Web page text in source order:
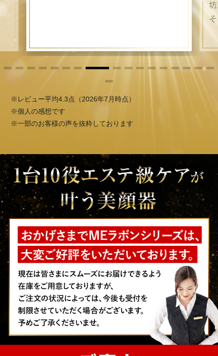
※レビュー平均4.3点（2026年7月時点）
※個人の感想です
※一部のお客様の声を抜粋しております